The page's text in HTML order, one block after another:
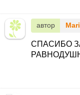
автор
СПАСИБО